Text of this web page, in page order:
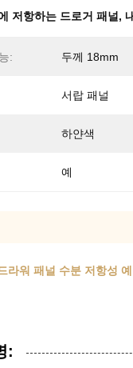
저항하는 드로거 패널,
: 두께 18mm
서랍 패널
하얀색
예
라워 패널 수분 저항성
: